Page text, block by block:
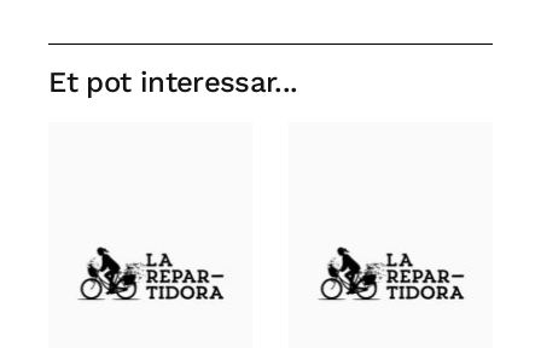
Et pot interessar...